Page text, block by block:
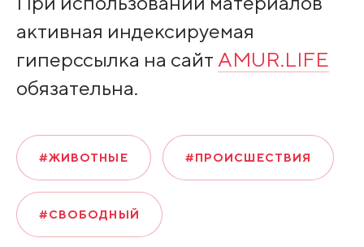
активная индексируемая
гиперссылка на сайт AMUR.LIFE
обязательна.
#ЖИВОТНЫЕ #ПРОИСШЕСТВИЯ
#СВОБОДНЫЙ